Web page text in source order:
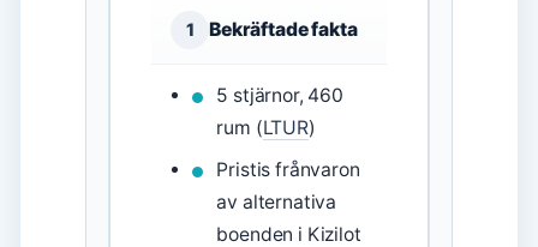
1 Bekräftade fakta
5 stjärnor, 460
rum (LTUR)
Pristis frånvaron
av alternativa
boenden i Kizilot